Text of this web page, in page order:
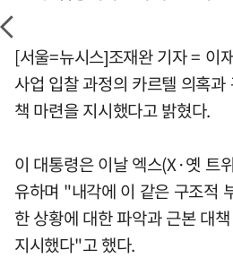
[서울=뉴시스]조재완 기자 = 이
사업 입찰 과정의 카르텔 의혹
책 마련을 지시했다고 밝혔다.
이 대통령은 이날 엑스(X·옛 트
유하며 "내각에 이 같은 구조적
한 상황에 대한 파악과 근본 대
지시했다"고 했다.